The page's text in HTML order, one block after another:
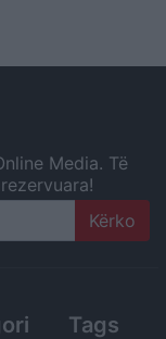
Media. Të
Tags